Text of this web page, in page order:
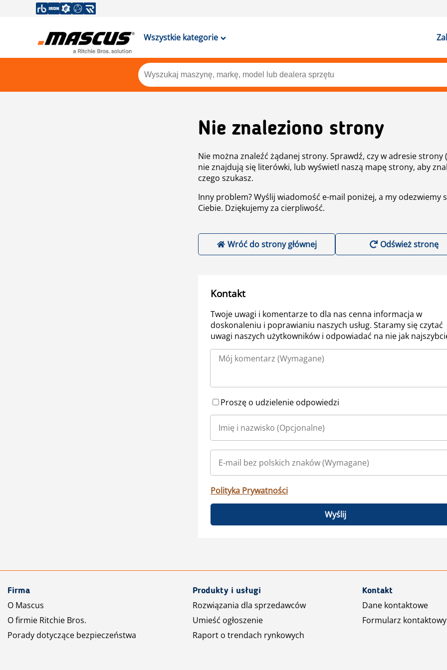
Wszystkie kategorie
Nie znaleziono strony
Nie można znaleźć żądanej strony. Sprawdź, czy w adresie strony
nie znajdują się literówki, lub wyświetl naszą mapę strony, aby
czego szukasz.
Inny problem? Wyślij wiadomość e-mail poniżej, a my odezwiemy
Ciebie. Dziękujemy za cierpliwość.
Wróć do strony głównej Odśwież stronę
Kontakt
Twoje uwagi i komentarze to dla nas cenna informacja w
doskonaleniu i poprawianiu naszych usług. Staramy się czytać
uwagi naszych użytkowników i odpowiadać na nie jak
Proszę o udzielenie odpowiedzi
Polityka Prywatności
Wyślij
Firma
O Mascus
O firmie Ritchie Bros.
Porady dotyczące bezpieczeństwa
Produkty i usługi
Rozwiązania dla sprzedawców
Umieść ogłoszenie
Raport o trendach rynkowych
Kontakt
Dane kontaktowe
Formularz kontaktowy